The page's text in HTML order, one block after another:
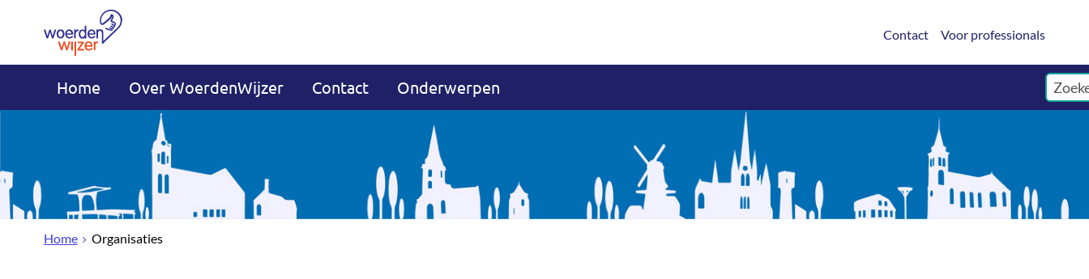
Contact Voor professionals
Home Over WoerdenWijzer Contact Onderwerpen
Home Organisaties